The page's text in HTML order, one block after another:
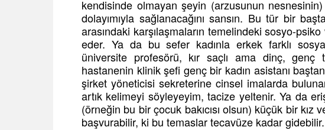
kendisinde olmayan şeyin (arzusunun
dolayımıyla sağlanacağını sansın. Bu tür bir
arasındaki karşılaşmaların temelindeki sosyo-
eder. Ya da bu sefer kadınla erkek farklı
üniversite profesörü, kır saçlı ama dinç, genç
hastanenin klinik şefi genç bir kadın asistanı
şirket yöneticisi sekreterine cinsel imalarda
artık kelimeyi söyleyeyim, tacize yeltenir. Ya da
(örneğin bu bir çocuk bakıcısı olsun) küçük bir
başvurabilir, ki bu temaslar tecavüze kadar gidebilir.